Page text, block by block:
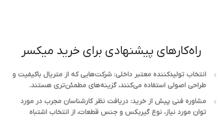
راه‌کارهای پیشنهادی برای خرید میکسر
انتخاب تولیدکننده معتبر داخلی: شرکت‌هایی که از متریال باکیفیت و
طراحی اصولی استفاده می‌کنند، گزینه‌های مطمئن‌تری هستند.
مشاوره فنی پیش از خرید: دریافت نظر کارشناسان مجرب در مورد
توان مورد نیاز، نوع گیربکس و جنس قطعات، از انتخاب اشتباه